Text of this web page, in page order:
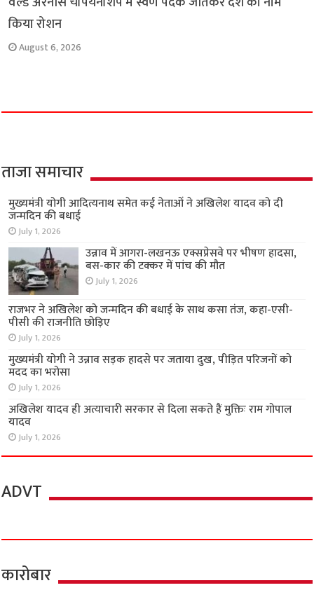
किया रोशन
August 6, 2026
ताजा समाचार
मुख्यमंत्री योगी आदित्यनाथ समेत कई नेताओं ने अखिलेश यादव को दी
जन्मदिन की बधाई
July 1, 2026
उन्नाव में आगरा-लखनऊ एक्सप्रेसवे पर भीषण हादसा,
बस-कार की टक्कर में पांच की मौत
July 1, 2026
राजभर ने अखिलेश को जन्मदिन की बधाई के साथ कसा तंज, कहा-एसी-
पीसी की राजनीति छोड़िए
July 1, 2026
मुख्यमंत्री योगी ने उन्नाव सड़क हादसे पर जताया दुख, पीड़ित परिजनों को
मदद का भरोसा
July 1, 2026
अखिलेश यादव ही अत्याचारी सरकार से दिला सकते हैं मुक्तिः राम गोपाल
यादव
July 1, 2026
ADVT
कारोबार